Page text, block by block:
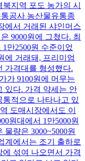
지역 포도 농가의 시
공사 농산물유통종
에서 거래된 샤인머스
9000원에 그쳤다. 최
만2500원 수준이었
에 거래돼, 프리미엄
가격대를 형성했다.
가 9100원에 머무는
있다. 가격 약세는 안
적으로 나타나고 있
도매시장에서도 이
원대에서 1만5000원
량은 3000~5000원
계에서는 조기 출하로
섞여 나오면서 가격